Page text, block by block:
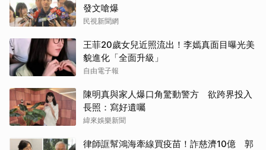
發文嗆爆
民視新聞網
王菲20歲女兒近照流出！李嫣真面目曝光美
貌進化「全面升級」
自由電子報
陳明真與家人爆口角驚動警方 欲跨界投入
長照：寫好遺囑
緯來娛樂新聞
律師誆幫鴻海牽線買疫苗！詐慈濟10億 郭